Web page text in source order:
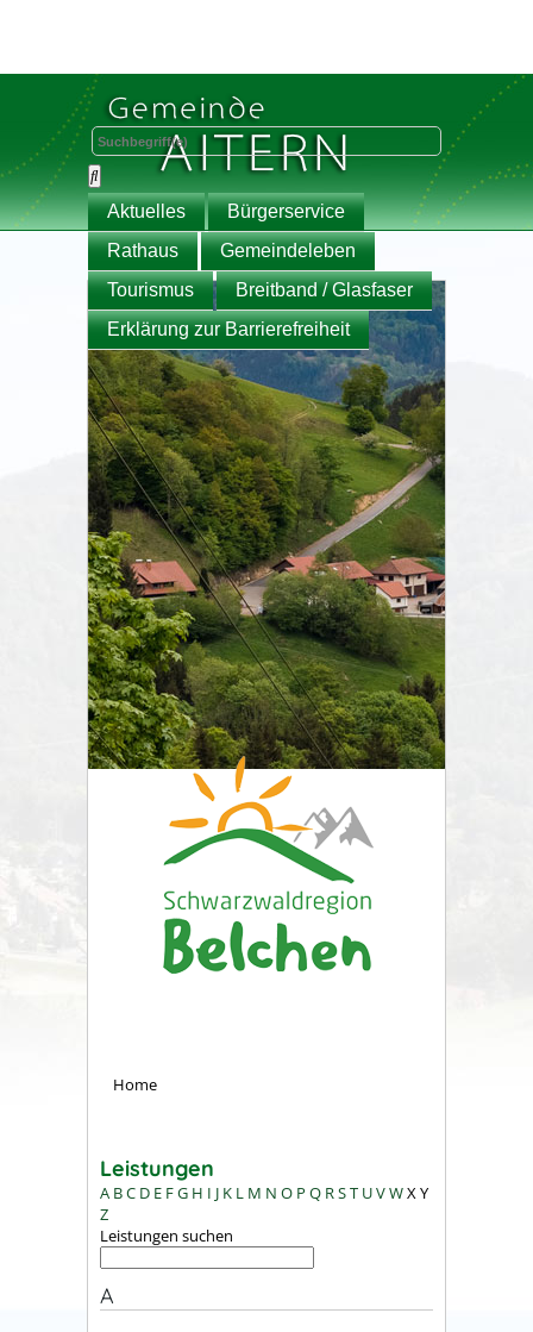
Aktuelles
Bürgerservice
Rathaus
Gemeindeleben
Tourismus
Breitband / Glasfaser
Erklärung zur Barrierefreiheit
Home
Leistungen
A BC D E FG H I J K L M N O P Q RST UVWXY
Z
Leistungen suchen
A